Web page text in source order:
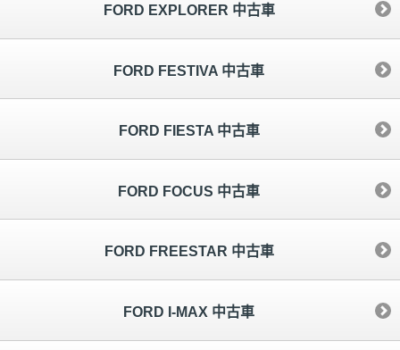
FORD EXPLORER 中古車
FORD FESTIVA 中古車
FORD FIESTA 中古車
FORD FOCUS 中古車
FORD FREESTAR 中古車
FORD I-MAX 中古車